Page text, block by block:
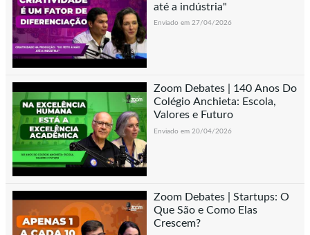
até a indústria"
Enviado em 27/04/2026
Zoom Debates | 140 Anos Do
Colégio Anchieta: Escola,
Valores e Futuro
Enviado em 20/04/2026
Zoom Debates | Startups: O
Que São e Como Elas
Crescem?